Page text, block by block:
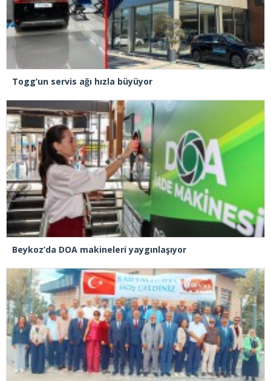
Togg’un servis ağı hızla büyüyor
Beykoz’da DOA makineleri yaygınlaşıyor